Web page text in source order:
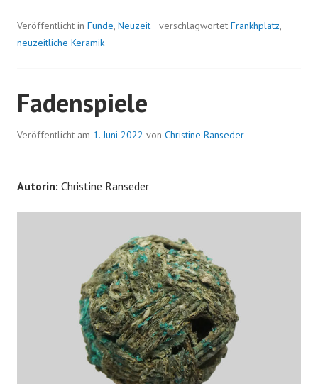
DA
DURCH
WIND?
Veröffentlicht in Funde, Neuzeit verschlagwortet Frankhplatz,
neuzeitliche Keramik
Fadenspiele
Veröffentlicht am 1. Juni 2022 von Christine Ranseder
Autorin: Christine Ranseder